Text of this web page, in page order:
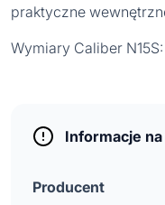
praktyczne
Wymiary Caliber
Informacje
Producent